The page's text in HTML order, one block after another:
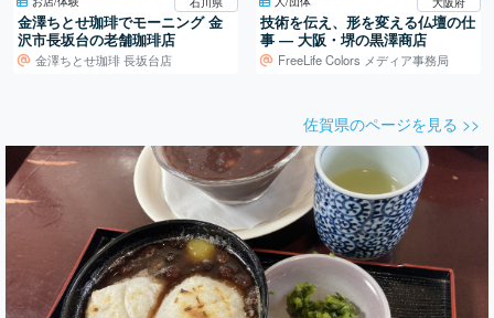
金澤ちとせ珈琲でモーニング 金
沢市長坂台の老舗珈琲店
金澤ちとせ珈琲 長坂台店
技術を伝え、形を変える仏壇の仕
事 ― 大阪・堺の黒澤商店
FreeLife Colors メディア事務局
佐賀県のページを見る >>